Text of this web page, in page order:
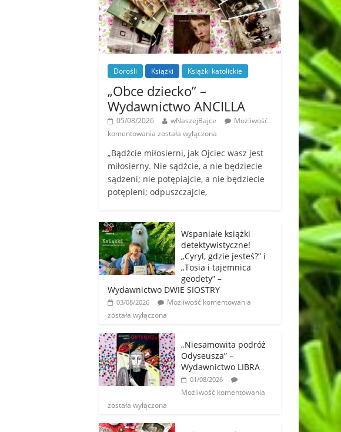
Dorośli Książki Książki katolickie
„Obce dziecko” –
Wydawnictwo ANCILLA
05/08/2026 wNaszejBajce
Możliwość
komentowania została wyłączona
„Bądźcie miłosierni, jak Ojciec wasz jest
miłosierny. Nie sądźcie, a nie będziecie
sądzeni; nie potępiajcie, a nie będziecie
potępieni; odpuszczajcie,
Wspaniałe książki
detektywistyczne!
„Cyryl, gdzie jesteś?” i
„Tosia i tajemnica
geodety” –
Wydawnictwo DWIE SIOSTRY
03/08/2026
Możliwość komentowania
została wyłączona
„Niesamowita podróż
Odyseusza” –
Wydawnictwo LIBRA
01/08/2026
Możliwość komentowania
została wyłączona